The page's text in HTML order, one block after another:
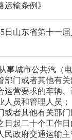
运输条例》
日山东省第十一
事城市公共汽（
部门或者其他有
运营要求的车辆
人员和管理人员
或者其他有关部
日起二十个工作
民政府交通运输